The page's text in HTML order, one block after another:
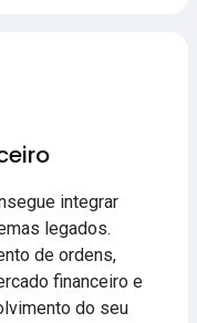
integrar
legados.
de ordens,
financeiro e
do seu